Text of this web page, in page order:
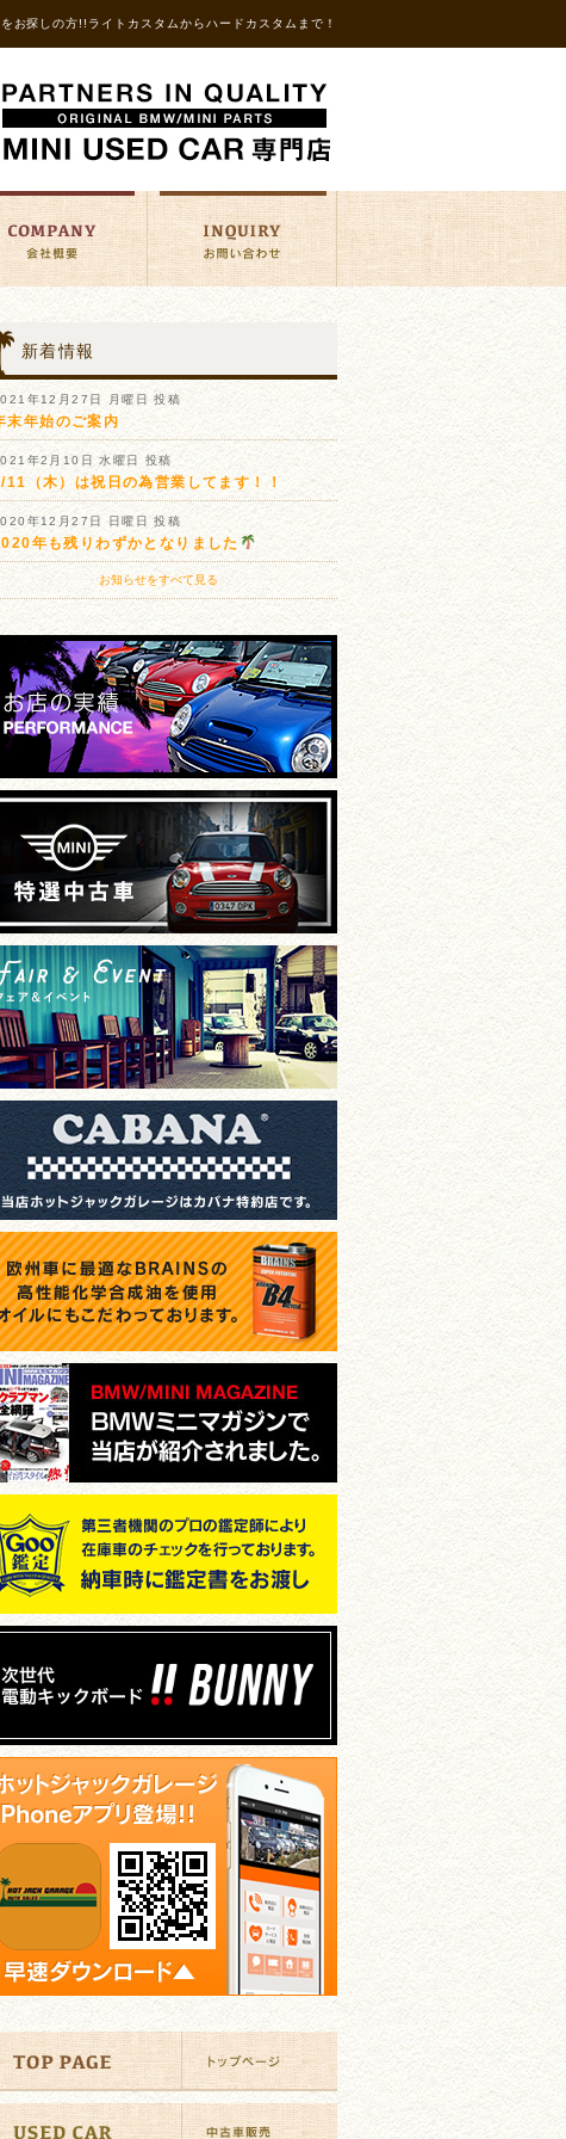
お探しの方!!ライトカスタムからハードカスタムまで！
新着情報
年12月27日 月曜日 投稿
末年始のご案内
年2月10日 水曜日 投稿
11（木）は祝日の為営業してます！！
年12月27日 日曜日 投稿
年も残りわずかとなりました
お知らせをすべて見る